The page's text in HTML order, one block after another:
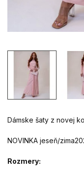
Dámske šaty z novej
NOVINKA jeseň/
Rozmery: